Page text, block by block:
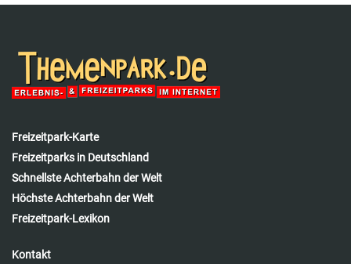
Freizeitpark-Karte
Freizeitparks in Deutschland
Schnellste Achterbahn der Welt
Höchste Achterbahn der Welt
Freizeitpark-Lexikon
Kontakt